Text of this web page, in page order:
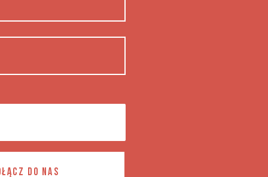
DO NAS